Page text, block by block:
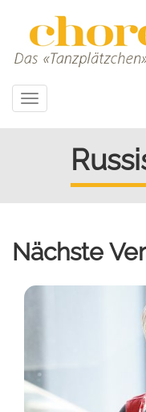
Toggle
navigation
Nächste